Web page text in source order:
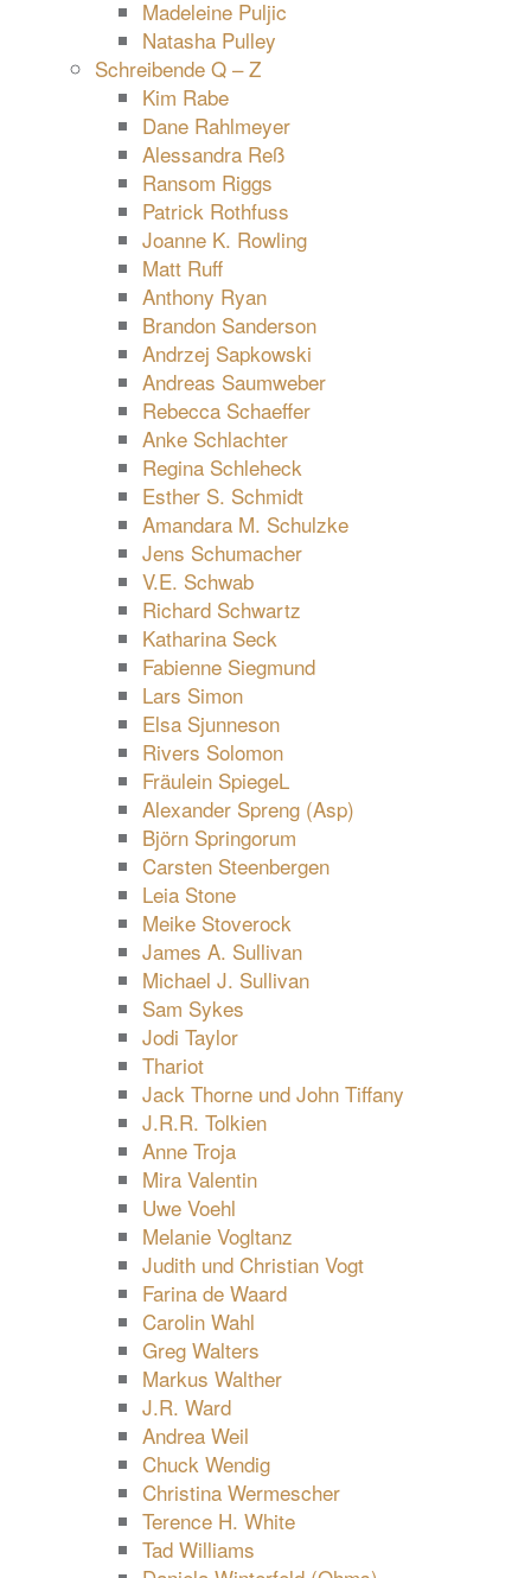
Madeleine Puljic
Natasha Pulley
Schreibende Q – Z
Kim Rabe
Dane Rahlmeyer
Alessandra Reß
Ransom Riggs
Patrick Rothfuss
Joanne K. Rowling
Matt Ruff
Anthony Ryan
Brandon Sanderson
Andrzej Sapkowski
Andreas Saumweber
Rebecca Schaeffer
Anke Schlachter
Regina Schleheck
Esther S. Schmidt
Amandara M. Schulzke
Jens Schumacher
V.E. Schwab
Richard Schwartz
Katharina Seck
Fabienne Siegmund
Lars Simon
Elsa Sjunneson
Rivers Solomon
Fräulein SpiegeL
Alexander Spreng (Asp)
Björn Springorum
Carsten Steenbergen
Leia Stone
Meike Stoverock
James A. Sullivan
Michael J. Sullivan
Sam Sykes
Jodi Taylor
Thariot
Jack Thorne und John Tiffany
J.R.R. Tolkien
Anne Troja
Mira Valentin
Uwe Voehl
Melanie Vogltanz
Judith und Christian Vogt
Farina de Waard
Carolin Wahl
Greg Walters
Markus Walther
J.R. Ward
Andrea Weil
Chuck Wendig
Christina Wermescher
Terence H. White
Tad Williams